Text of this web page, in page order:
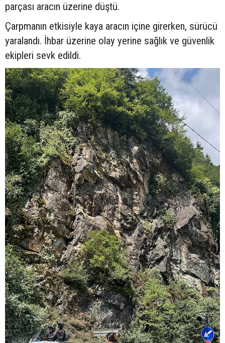
parçası aracın üzerine düştü.
Çarpmanın etkisiyle kaya aracın içine girerken, sürücü
yaralandı. İhbar üzerine olay yerine sağlık ve güvenlik
ekipleri sevk edildi.